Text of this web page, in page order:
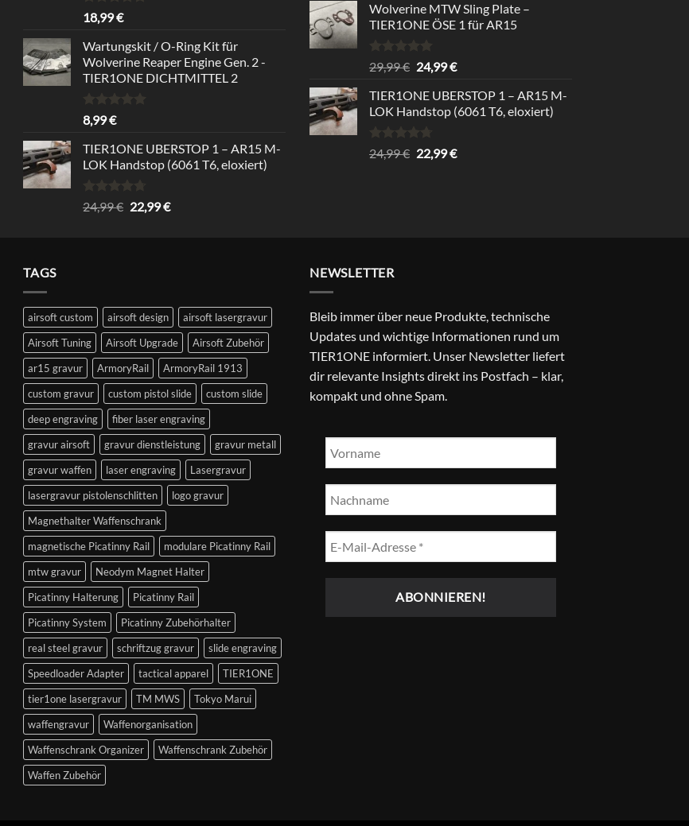
Bewertet
mit
von 5
18,99€
Wartungskit / O-Ring Kit für
Wolverine Reaper Engine Gen. 2 -
TIER1ONE DICHTMITTEL 2
Bewertet
mit
von 5
8,99€
TIER1ONE UBERSTOP 1 – AR15 M-
LOK Handstop (6061 T6, eloxiert)
Bewertet
mit
24,99€ Ursprünglicher
22,99€Aktueller
Wolverine MTW Sling Plate –
TIER1ONE ÖSE 1 für AR15
Bewertet
mit
von 5
29,99€ Ursprünglicher
war:
29,99 €
24,99€Aktueller
ist:
24,99 €.
TIER1ONE UBERSTOP 1 – AR15 M-
LOK Handstop (6061 T6, eloxiert)
Bewertet
mit
24,99€ Ursprünglicher
22,99€Aktueller
TAGS
airsoft custom airsoft design
airsoft lasergravur
Airsoft Tuning
Airsoft Upgrade
Airsoft Zubehör
ar15 gravur
ArmoryRail
ArmoryRail 1913
custom gravur
custom pistol slide
custom slide
deep engraving
fiber laser engraving
gravur airsoft
gravur dienstleistung
gravur metall
gravur waffen
laser engraving
Lasergravur
lasergravur pistolenschlitten
logo gravur
Magnethalter Waffenschrank
magnetische Picatinny Rail
modulare Picatinny Rail
mtw gravur
Neodym Magnet Halter
Picatinny Halterung
Picatinny Rail
Picatinny System
Picatinny Zubehörhalter
real steel gravur
schriftzug gravur
slide engraving
Speedloader Adapter
tactical apparel
TIER1ONE
tier1one lasergravur
TM MWS
Tokyo Marui
waffengravur
Waffenorganisation
Waffenschrank Organizer
Waffenschrank Zubehör
Waffen Zubehör
NEWSLETTER
Bleib immer über neue Produkte, technische
Updates und wichtige Informationen rund um
TIER1ONE informiert. Unser Newsletter liefert
dir relevante Insights direkt ins Postfach – klar,
kompakt und ohne Spam.